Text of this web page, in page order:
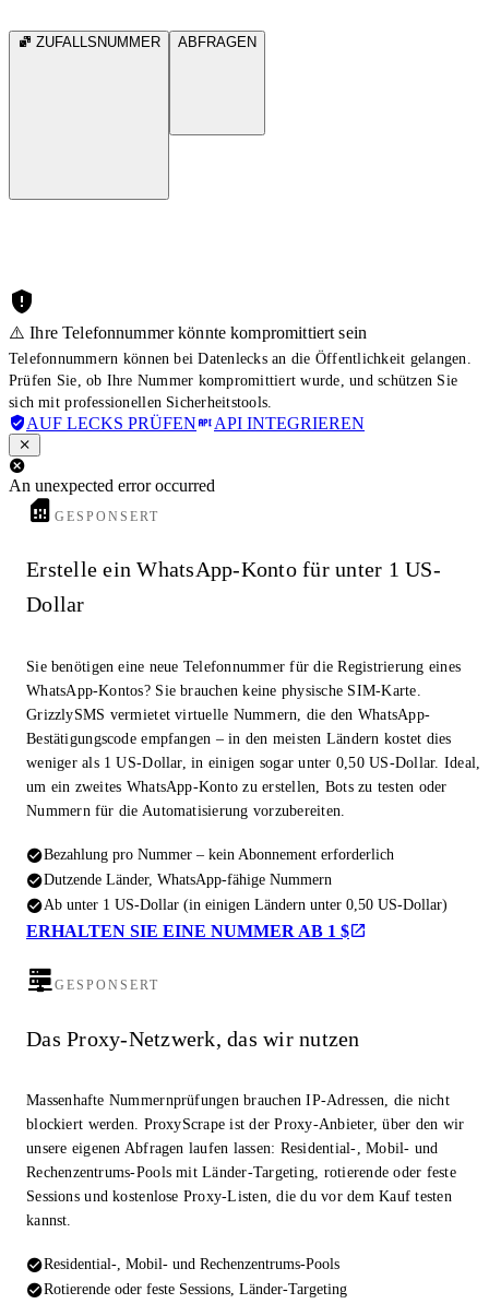
ZUFALLSNUMMER ABFRAGEN
⚠️ Ihre Telefonnummer könnte kompromittiert sein
Telefonnummern können bei Datenlecks an die Öffentlichkeit gelangen.
Prüfen Sie, ob Ihre Nummer kompromittiert wurde, und schützen Sie
sich mit professionellen Sicherheitstools.
AUF LECKS PRÜFEN API INTEGRIEREN
An unexpected error occurred
GESPONSERT
Erstelle ein WhatsApp-Konto für unter 1 US-
Dollar
Sie benötigen eine neue Telefonnummer für die Registrierung eines
WhatsApp-Kontos? Sie brauchen keine physische SIM-Karte.
GrizzlySMS vermietet virtuelle Nummern, die den WhatsApp-
Bestätigungscode empfangen – in den meisten Ländern kostet dies
weniger als 1 US-Dollar, in einigen sogar unter 0,50 US-Dollar. Ideal,
um ein zweites WhatsApp-Konto zu erstellen, Bots zu testen oder
Nummern für die Automatisierung vorzubereiten.
Bezahlung pro Nummer – kein Abonnement erforderlich
Dutzende Länder, WhatsApp-fähige Nummern
Ab unter 1 US-Dollar (in einigen Ländern unter 0,50 US-Dollar)
ERHALTEN SIE EINE NUMMER AB 1 $
GESPONSERT
Das Proxy-Netzwerk, das wir nutzen
Massenhafte Nummernprüfungen brauchen IP-Adressen, die nicht
blockiert werden. ProxyScrape ist der Proxy-Anbieter, über den wir
unsere eigenen Abfragen laufen lassen: Residential-, Mobil- und
Rechenzentrums-Pools mit Länder-Targeting, rotierende oder feste
Sessions und kostenlose Proxy-Listen, die du vor dem Kauf testen
kannst.
Residential-, Mobil- und Rechenzentrums-Pools
Rotierende oder feste Sessions, Länder-Targeting